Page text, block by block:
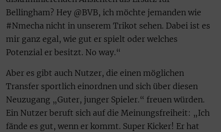
Bellingham? Hey @BVB, ich möchte jemanden wie
#Nmecha nicht in unserem Trikot sehen. Dabei ist es
mir ganz egal, wie gut er spielt oder welches
Potenzial er besitzt. No way.“
Aber es gibt auch Nutzer, die einen möglichen
Transfer sportlich einordnen und sich über diesen
Neuzugang „Guter, junger Spieler.“ freuen würden.
Ein Nutzer beruft sich auf die Meinungsfreiheit: „Ich
fände es gut, wenn er kommt. Super Kicker! Er hat